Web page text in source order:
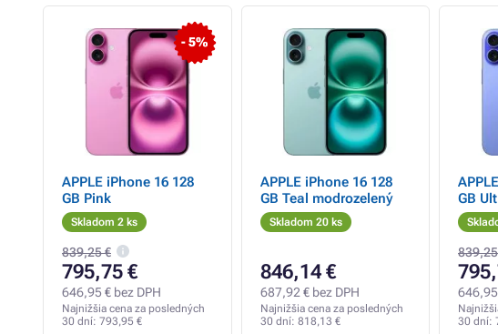
- 5%
APPLE iPhone 16 128
GB Pink
Skladom 2 ks
839,25 €
795,75 €
646,95 € bez DPH
Najnižšia cena za posledných
30 dní: 793,95 €
APPLE iPhone 16 128
GB Teal modrozelený
Skladom 20 ks
846,14 €
687,92 € bez DPH
Najnižšia cena za posledných
30 dní: 818,13 €
GB
646,95
30 dní: